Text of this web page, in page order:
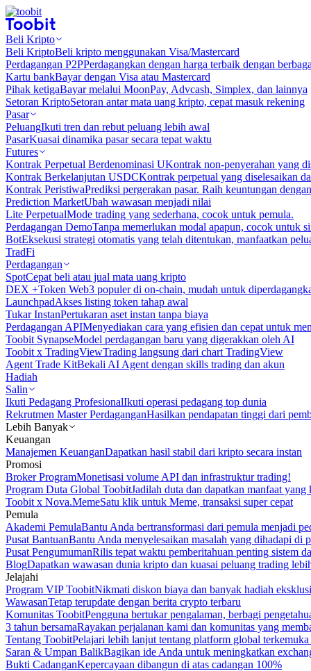
Beli Kripto
Beli KriptoBeli kripto menggunakan Visa/Mastercard
Perdagangan P2PPerdagangkan dengan harga terbaik dengan
Kartu bankBayar dengan Visa atau Mastercard
Pihak ketigaBayar melalui MoonPay, Advcash, Simplex, dan lainnya
Setoran KriptoSetoran antar mata uang kripto, cepat masuk rekening
Pasar
PeluangIkuti tren dan rebut peluang lebih awal
PasarKuasai dinamika pasar secara tepat waktu
Futures
Kontrak Perpetual Berdenominasi UKontrak non-penyerahan yang
Kontrak Berkelanjutan USDCKontrak perpetual yang diselesaikan
Kontrak PeristiwaPrediksi pergerakan pasar. Raih keuntungan
Prediction MarketUbah wawasan menjadi nilai
Lite PerpetualMode trading yang sederhana, cocok untuk pemula.
Perdagangan DemoTanpa memerlukan modal apapun, cocok untuk
BotEksekusi strategi otomatis yang telah ditentukan, manfaatkan
TradFi
Perdagangan
SpotCepat beli atau jual mata uang kripto
DEX +Token Web3 populer di on-chain, mudah untuk
LaunchpadAkses listing token tahap awal
Tukar InstanPertukaran aset instan tanpa biaya
Perdagangan APIMenyediakan cara yang efisien dan cepat untuk
Toobit SynapseModel perdagangan baru yang digerakkan oleh AI
Toobit x TradingViewTrading langsung dari chart TradingView
Agent Trade KitBekali AI Agent dengan skills trading dan akun
Hadiah
Salin
Ikuti Pedagang ProfesionalIkuti operasi pedagang top dunia
Rekrutmen Master PerdaganganHasilkan pendapatan tinggi dari
Lebih Banyak
Keuangan
Manajemen KeuanganDapatkan hasil stabil dari kripto secara instan
Promosi
Broker ProgramMonetisasi volume API dan infrastruktur trading!
Program Duta Global ToobitJadilah duta dan dapatkan manfaat
Toobit x Nova.MemeSatu klik untuk Meme, transaksi super cepat
Pemula
Akademi PemulaBantu Anda bertransformasi dari pemula menjadi
Pusat BantuanBantu Anda menyelesaikan masalah yang dihadapi di
Pusat PengumumanRilis tepat waktu pemberitahuan penting sistem
BlogDapatkan wawasan dunia kripto dan kuasai peluang trading
Jelajahi
Program VIP ToobitNikmati diskon biaya dan banyak hadiah
WawasanTetap terupdate dengan berita crypto terbaru
Komunitas ToobitPengguna bertukar pengalaman, berbagi
3 tahun bersamaRayakan perjalanan kami dan komunitas yang
Tentang ToobitPelajari lebih lanjut tentang platform global
Saran & Umpan BalikBagikan ide Anda untuk meningkatkan
Bukti CadanganKepercayaan dibangun di atas cadangan 100%